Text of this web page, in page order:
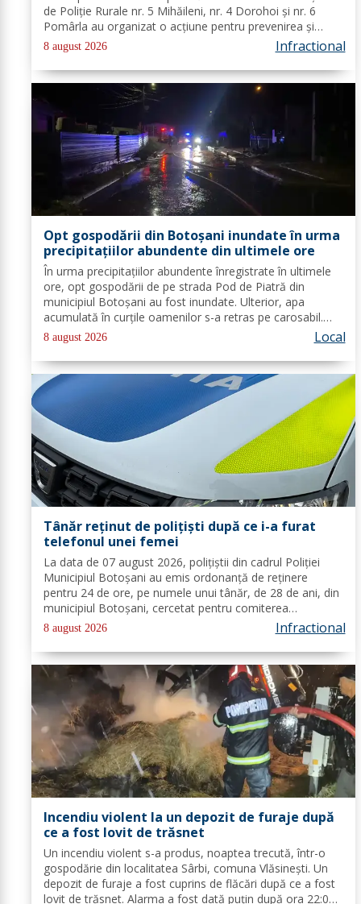
de Poliție Rurale nr. 5 Mihăileni, nr. 4 Dorohoi și nr. 6
Pomârla au organizat o acțiune pentru prevenirea și
combaterea faptelor de natură penală și
contravențională, verificarea...
8 august 2026 Infractional
Opt gospodării din Botoșani inundate în urma
precipitațiilor abundente din ultimele ore
În urma precipitațiilor abundente înregistrate în ultimele
ore, opt gospodării de pe strada Pod de Piatră din
municipiul Botoșani au fost inundate. Ulterior, apa
acumulată în curțile oamenilor s-a retras pe carosabil.
Pentru evacuarea apei, pompierii militari din cadrul
Detașamentului Botoșani au...
8 august 2026 Local
Tânăr reținut de polițiști după ce i-a furat
telefonul unei femei
La data de 07 august 2026, polițiștii din cadrul Poliției
Municipiul Botoșani au emis ordonanță de reținere
pentru 24 de ore, pe numele unui tânăr, de 28 de ani, din
municipiul Botoșani, cercetat pentru comiterea
infracțiunii de furt. În urma probatoriului administrat, s-a
stabilit faptul că, în...
8 august 2026 Infractional
Incendiu violent la un depozit de furaje după
ce a fost lovit de trăsnet
Un incendiu violent s-a produs, noaptea trecută, într-o
gospodărie din localitatea Sârbi, comuna Vlăsinești. Un
depozit de furaje a fost cuprins de flăcări după ce a fost
lovit de trăsnet. Alarma a fost dată puțin după ora 22:00.